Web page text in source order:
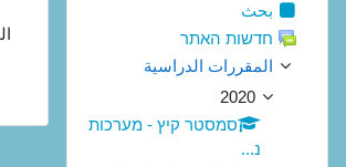
بحث
חדשות האתר
المقررات الدراسية
2020
סמסטר קיץ - מערכות
נ...